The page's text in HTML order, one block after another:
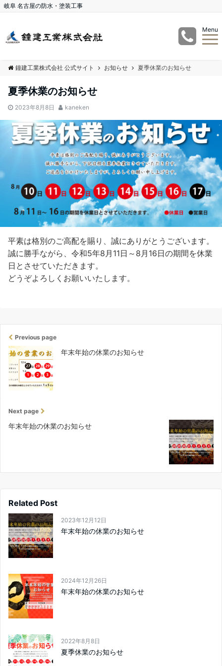
岐阜 名古屋の防水・塗装工事
Menu
鐘建工業株式会社 公式サイト お知らせ 夏季休業のお知らせ
夏季休業のお知らせ
2023年8月8日 kaneken
平素は格別のご高配を賜り、誠にありがとうございます。
誠に勝手ながら、令和5年8月11日～8月16日の期間を休業
日とさせていただきます。
どうぞよろしくお願いいたします。
Previous page
年末年始の休業のお知らせ
Next page
年末年始の休業のお知らせ
Related Post
2023年12月12日
年末年始の休業のお知らせ
2024年12月26日
年末年始の休業のお知らせ
2022年8月8日
夏季休業のお知らせ